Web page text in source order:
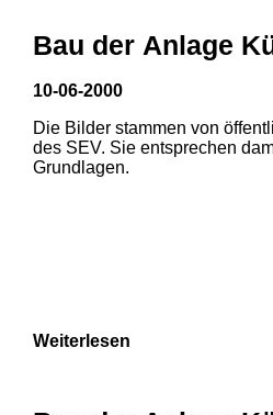
6
Bau der Anlage
10-06-2000
Die Bilder stammen von
des SEV. Sie entsprechen
Grundlagen.
Weiterlesen